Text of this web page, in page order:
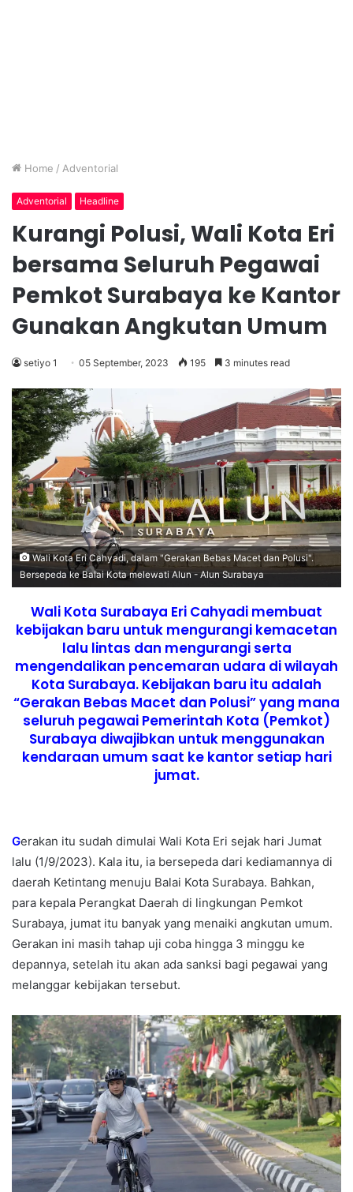
Home / Adventorial
Adventorial Headline
Kurangi Polusi, Wali Kota Eri
bersama Seluruh Pegawai
Pemkot Surabaya ke Kantor
Gunakan Angkutan Umum
setiyo 1 05 September, 2023 195 3 minutes read
Wali Kota Eri Cahyadi, dalam "Gerakan Bebas Macet dan Polusi".
Bersepeda ke Balai Kota melewati Alun - Alun Surabaya
Wali Kota Surabaya Eri Cahyadi membuat
kebijakan baru untuk mengurangi kemacetan
lalu lintas dan mengurangi serta
mengendalikan pencemaran udara di wilayah
Kota Surabaya. Kebijakan baru itu adalah
“Gerakan Bebas Macet dan Polusi” yang mana
seluruh pegawai Pemerintah Kota (Pemkot)
Surabaya diwajibkan untuk menggunakan
kendaraan umum saat ke kantor setiap hari
jumat.
Gerakan itu sudah dimulai Wali Kota Eri sejak hari Jumat
lalu (1/9/2023). Kala itu, ia bersepeda dari kediamannya di
daerah Ketintang menuju Balai Kota Surabaya. Bahkan,
para kepala Perangkat Daerah di lingkungan Pemkot
Surabaya, jumat itu banyak yang menaiki angkutan umum.
Gerakan ini masih tahap uji coba hingga 3 minggu ke
depannya, setelah itu akan ada sanksi bagi pegawai yang
melanggar kebijakan tersebut.